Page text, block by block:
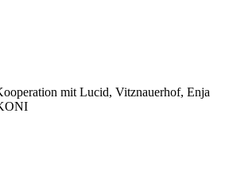
mit Lucid, Vitznauerhof, Enja